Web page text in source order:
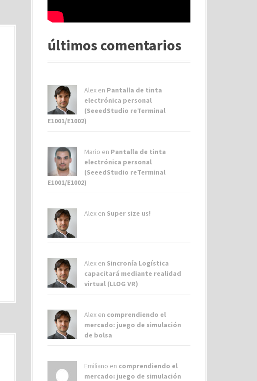
últimos comentarios
Alex en Pantalla de tinta
electrónica personal
(SeeedStudio reTerminal
E1001/E1002)
Mario en Pantalla de tinta
electrónica personal
(SeeedStudio reTerminal
E1001/E1002)
Alex en Super size us!
Alex en Sincronía Logística
capacitará mediante realidad
virtual (LLOG VR)
Alex en comprendiendo el
mercado: juego de simulación
de bolsa
Emiliano en comprendiendo el
mercado: juego de simulación